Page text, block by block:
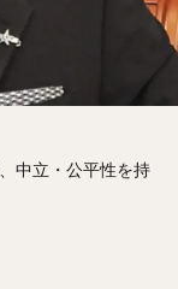
中立・公平性を持
（ますだなおや）